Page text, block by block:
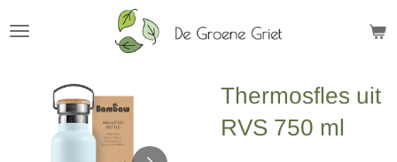
hoofdinhoud
Thermosfles uit
RVS 750 ml